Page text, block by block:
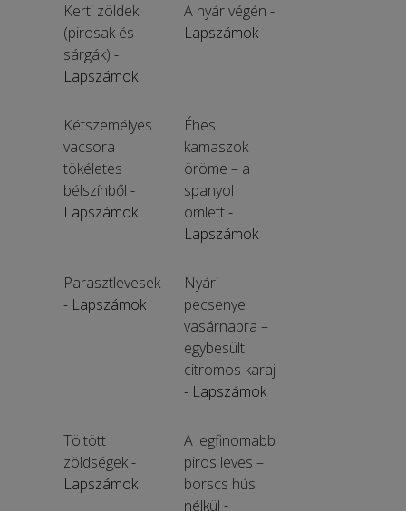
Kerti zöldek
(pirosak és
sárgák) -
Lapszámok
A nyár végén -
Lapszámok
Kétszemélyes
vacsora
tökéletes
bélszínből -
Lapszámok
Éhes
kamaszok
öröme – a
spanyol
omlett-
Lapszámok
Parasztlevesek
- Lapszámok
Nyári
pecsenye
vasárnapra –
egybesült
citromos karaj
- Lapszámok
Töltött
zöldségek-
Lapszámok
A legfinomabb
piros leves –
borscs hús
nélkül -